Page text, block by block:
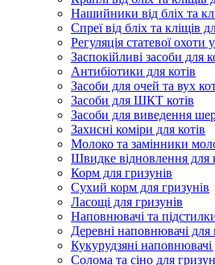
Нашийники від бліх та
Спреї від бліх та кліщів
Регуляція статевої охоти
Заспокійливі засоби для
Антибіотики для котів
Засоби для очей та вух
Засоби для ШКТ котів
Засоби для виведення
Захисні коміри для котів
Молоко та замінники
Швидке відновлення для
Корм для гризунів
Сухий корм для гризунів
Ласощі для гризунів
Наповнювачі та
Деревні наповнювачі для
Кукурудзяні наповнювачі
Солома та сіно для